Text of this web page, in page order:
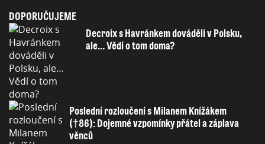
DOPORUČUJEME
Decroix s Havránkem dováděli v Polsku,
ale… Vědí o tom doma?
Poslední rozloučení s Milanem Knížákem
(†86): Dojemné vzpomínky přátel a záplava
věnců